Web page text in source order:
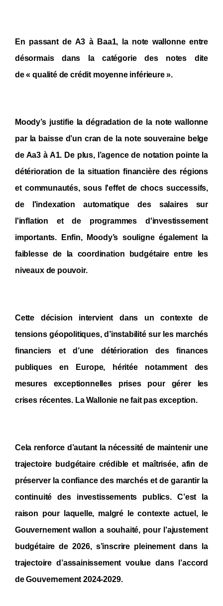
En passant de A3 à Baa1, la note wallonne entre
désormais dans la catégorie des notes dite
de « qualité de crédit moyenne inférieure ».
Moody’s justifie la dégradation de la note wallonne
par la baisse d’un cran de la note souveraine belge
de Aa3 à A1. De plus, l’agence de notation pointe la
détérioration de la situation financière des régions
et communautés, sous l'effet de chocs successifs,
de l'indexation automatique des salaires sur
l'inflation et de programmes d'investissement
importants. Enfin, Moody’s souligne également la
faiblesse de la coordination budgétaire entre les
niveaux de pouvoir.
Cette décision intervient dans un contexte de
tensions géopolitiques, d’instabilité sur les marchés
financiers et d’une détérioration des finances
publiques en Europe, héritée notamment des
mesures exceptionnelles prises pour gérer les
crises récentes. La Wallonie ne fait pas exception.
Cela renforce d’autant la nécessité de maintenir une
trajectoire budgétaire crédible et maîtrisée, afin de
préserver la confiance des marchés et de garantir la
continuité des investissements publics.C’est la
raison pour laquelle, malgré le contexte actuel, le
Gouvernement wallon a souhaité, pour l’ajustement
budgétaire de 2026, s’inscrire pleinement dans la
trajectoire d’assainissement voulue dans l’accord
de Gouvernement 2024-2029.